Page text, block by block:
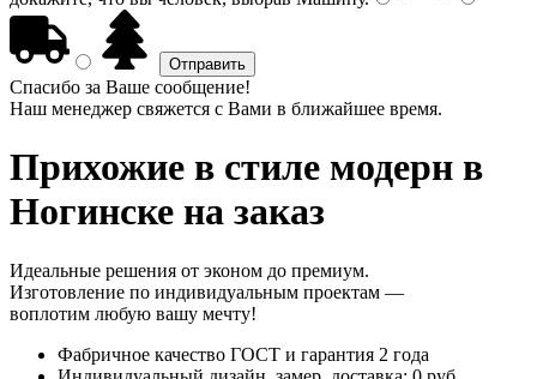
Спасибо за Ваше сообщение!
Наш менеджер свяжется с Вами в ближайшее время.
Прихожие в стиле модерн в
Ногинске на заказ
Идеальные решения от эконом до премиум.
Изготовление по индивидуальным проектам —
воплотим любую вашу мечту!
Фабричное качество ГОСТ и гарантия 2 года